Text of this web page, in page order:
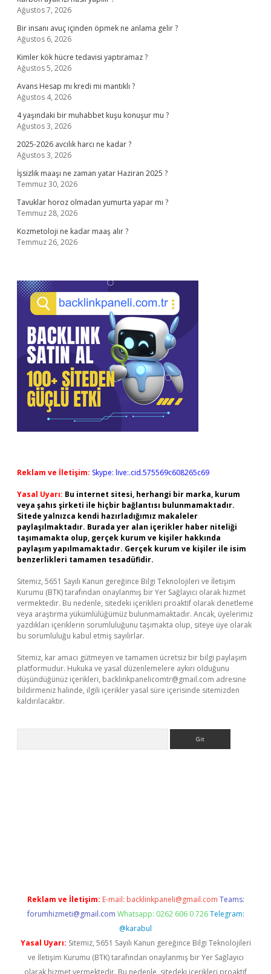
Ağustos 7, 2026
Bir insanı avuç içinden öpmek ne anlama gelir ?
Ağustos 6, 2026
Kimler kök hücre tedavisi yaptıramaz ?
Ağustos 5, 2026
Avans Hesap mı kredi mi mantıklı ?
Ağustos 4, 2026
4 yaşındaki bir muhabbet kuşu konuşur mu ?
Ağustos 3, 2026
2025-2026 avcılık harcı ne kadar ?
Ağustos 3, 2026
İşsizlik maaşı ne zaman yatar Haziran 2025 ?
Temmuz 30, 2026
Tavuklar horoz olmadan yumurta yapar mı ?
Temmuz 28, 2026
Kozmetoloji ne kadar maaş alır ?
Temmuz 26, 2026
Reklam ve İletişim: Skype: live:.cid.575569c608265c69
Yasal Uyarı: Bu internet sitesi, herhangi bir marka, kurum
veya şahıs şirketi ile hiçbir bağlantısı bulunmamaktadır.
Sitede yalnızca kendi hazırladığımız makaleler
paylaşılmaktadır. Burada yer alan içerikler haber niteliği
taşımamakta olup, gerçek kurum ve kişiler hakkında
paylaşım yapılmamaktadır. Gerçek kurum ve kişiler ile isim
benzerlikleri tamamen tesadüfidir.
Sitemiz, 5651 Sayılı Kanun gereğince Bilgi Teknolojileri ve İletişim
Kurumu (BTK) tarafından onaylanmış bir Yer Sağlayıcı olarak hizmet
vermektedir. Bu nedenle, sitedeki içerikleri proaktif olarak denetleme
veya araştırma yükümlülüğümüz bulunmamaktadır. Ancak, üyelerimiz
yazdıkları içeriklerin sorumluluğunu taşımakta olup, siteye üye olarak
bu sorumluluğu kabul etmiş sayılırlar.
Sitemiz, kar amacı gütmeyen ve tamamen ücretsiz bir bilgi paylaşım
platformudur. Hukuka ve yasal düzenlemelere aykırı olduğunu
düşündüğünüz içerikleri, backlinkpanelicomtr@gmail.com adresine
bildirmeniz halinde, ilgili içerikler yasal süre içerisinde sitemizden
kaldırılacaktır.
Reklam ve İletişim: E-mail: backlinkpaneli@gmail.com Teams:
forumhizmeti@gmail.com Whatsapp: 0262 606 0 726 Telegram:
@karabul
Yasal Uyarı: Sitemiz, 5651 Sayılı Kanun gereğince Bilgi Teknolojileri
ve İletişim Kurumu (BTK) tarafından onaylanmış bir Yer Sağlayıcı
olarak hizmet vermektedir. Bu nedenle, sitedeki içerikleri proaktif